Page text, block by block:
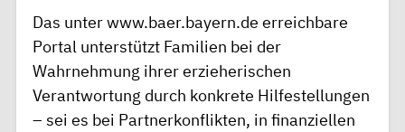
Das unterwww.baer.bayern.de erreichbare
Portal unterstützt Familien bei der
Wahrnehmung ihrer erzieherischen
Verantwortung durch konkrete Hilfestellungen
– sei es bei Partnerkonflikten, in finanziellen